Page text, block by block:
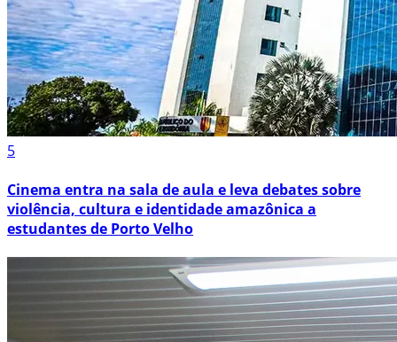
5
Cinema entra na sala de aula e leva debates sobre
violência, cultura e identidade amazônica a
estudantes de Porto Velho